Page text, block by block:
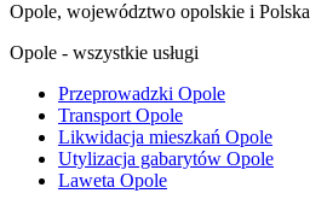
Opole, województwo opolskie i Polska
Opole - wszystkie usługi
Przeprowadzki Opole
Transport Opole
Likwidacja mieszkań Opole
Utylizacja gabarytów Opole
Laweta Opole